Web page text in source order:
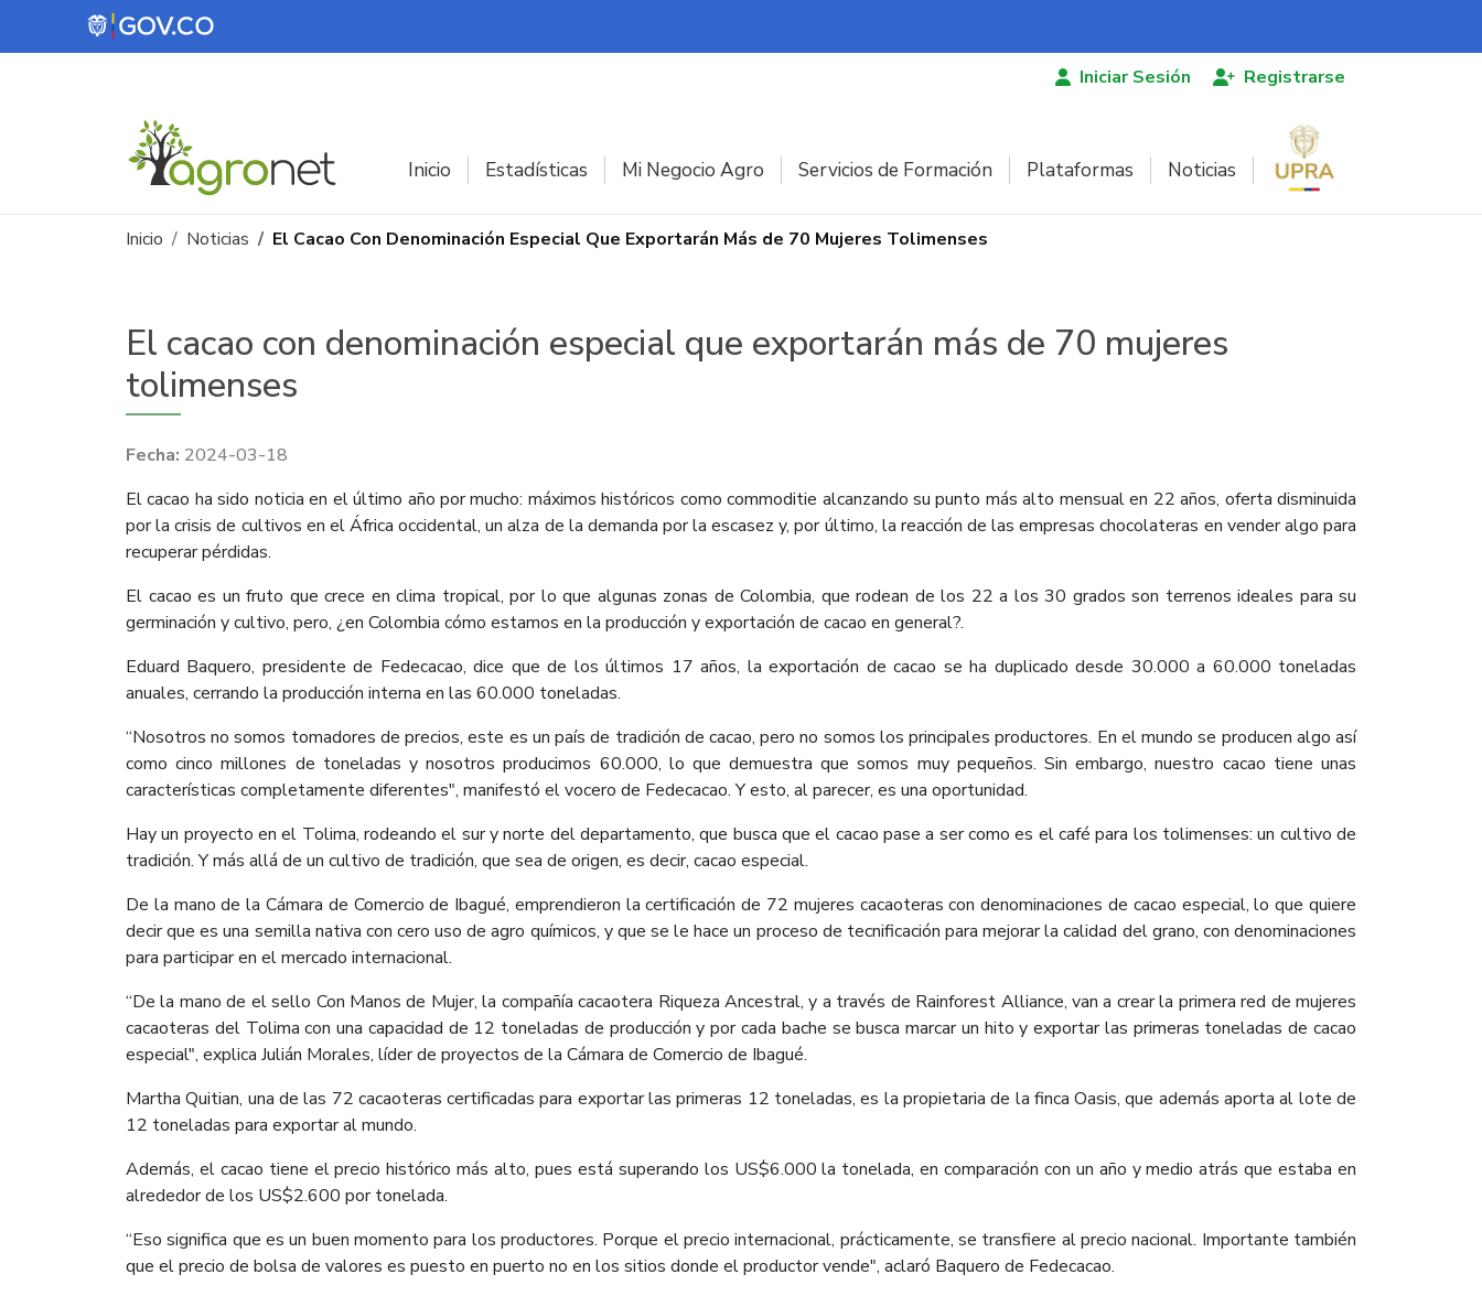
Pasar al contenido principal
Iniciar Sesión Registrarse
Inicio Estadísticas Mi Negocio Agro Servicios de Formación Plataformas Noticias
Ruta de navegación
Inicio Noticias El Cacao Con Denominación Especial Que Exportarán Más de 70 Mujeres Tolimenses
El cacao con denominación especial que exportarán más de 70 mujeres
tolimenses
2024-03-18
El cacao ha sido noticia en el último año por mucho: máximos históricos como commoditie alcanzando su punto más alto mensual en 22 años, oferta disminuida
por la crisis de cultivos en el África occidental, un alza de la demanda por la escasez y, por último, la reacción de las empresas chocolateras en vender algo para
recuperar pérdidas.
El cacao es un fruto que crece en clima tropical, por lo que algunas zonas de Colombia, que rodean de los 22 a los 30 grados son terrenos ideales para su
germinación y cultivo, pero, ¿en Colombia cómo estamos en la producción y exportación de cacao en general?.
Eduard Baquero, presidente de Fedecacao, dice que de los últimos 17 años, la exportación de cacao se ha duplicado desde 30.000 a 60.000 toneladas
anuales, cerrando la producción interna en las 60.000 toneladas.
“Nosotros no somos tomadores de precios, este es un país de tradición de cacao, pero no somos los principales productores. En el mundo se producen algo así
como cinco millones de toneladas y nosotros producimos 60.000, lo que demuestra que somos muy pequeños. Sin embargo, nuestro cacao tiene unas
características completamente diferentes", manifestó el vocero de Fedecacao. Y esto, al parecer, es una oportunidad.
Hay un proyecto en el Tolima, rodeando el sur y norte del departamento, que busca que el cacao pase a ser como es el café para los tolimenses: un cultivo de
tradición. Y más allá de un cultivo de tradición, que sea de origen, es decir, cacao especial.
De la mano de la Cámara de Comercio de Ibagué, emprendieron la certificación de 72 mujeres cacaoteras con denominaciones de cacao especial, lo que quiere
decir que es una semilla nativa con cero uso de agro químicos, y que se le hace un proceso de tecnificación para mejorar la calidad del grano, con denominaciones
para participar en el mercado internacional.
“De la mano de el sello Con Manos de Mujer, la compañía cacaotera Riqueza Ancestral, y a través de Rainforest Alliance, van a crear la primera red de mujeres
cacaoteras del Tolima con una capacidad de 12 toneladas de producción y por cada bache se busca marcar un hito y exportar las primeras toneladas de cacao
especial", explica Julián Morales, líder de proyectos de la Cámara de Comercio de Ibagué.
Martha Quitian, una de las 72 cacaoteras certificadas para exportar las primeras 12 toneladas, es la propietaria de la finca Oasis, que además aporta al lote de
12 toneladas para exportar al mundo.
Además, el cacao tiene el precio histórico más alto, pues está superando los US$6.000 la tonelada, en comparación con un año y medio atrás que estaba en
alrededor de los US$2.600 por tonelada.
“Eso significa que es un buen momento para los productores. Porque el precio internacional, prácticamente, se transfiere al precio nacional. Importante también
que el precio de bolsa de valores es puesto en puerto no en los sitios donde el productor vende", aclaró Baquero de Fedecacao.